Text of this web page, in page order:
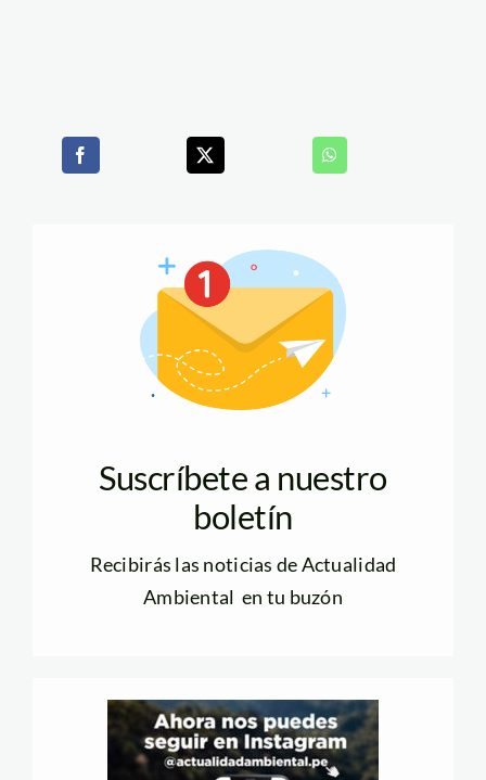
Suscríbete a nuestro
boletín
Recibirás las noticias de Actualidad
Ambiental en tu buzón